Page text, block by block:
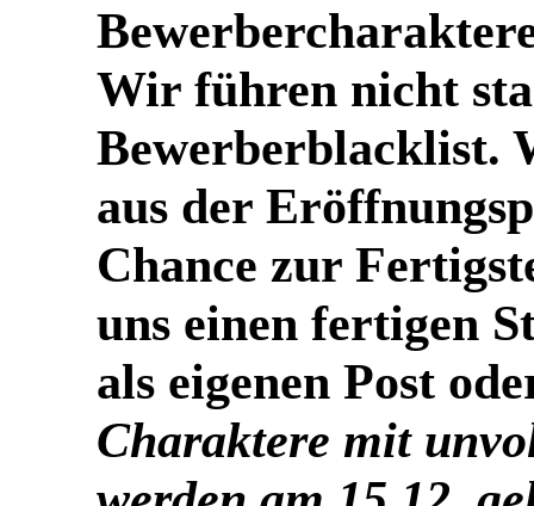
Wir führen nicht
Bewerberblacklist.
aus der
Chance zur
uns einen fertigen
als eigenen Post
Charaktere mit